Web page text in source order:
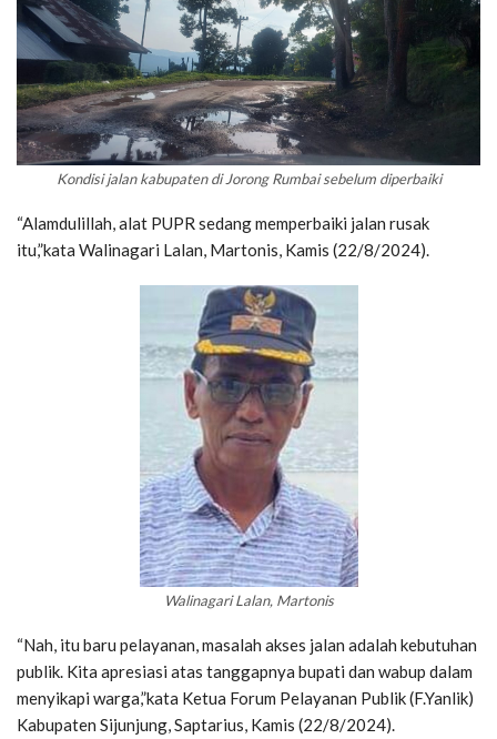
Kondisi jalan kabupaten di Jorong Rumbai sebelum diperbaiki
“Alamdulillah, alat PUPR sedang memperbaiki jalan rusak
itu,”kata Walinagari Lalan, Martonis, Kamis (22/8/2024).
Walinagari Lalan, Martonis
“Nah, itu baru pelayanan, masalah akses jalan adalah kebutuhan
publik. Kita apresiasi atas tanggapnya bupati dan wabup dalam
menyikapi warga,”kata Ketua Forum Pelayanan Publik (F.Yanlik)
Kabupaten Sijunjung, Saptarius, Kamis (22/8/2024).